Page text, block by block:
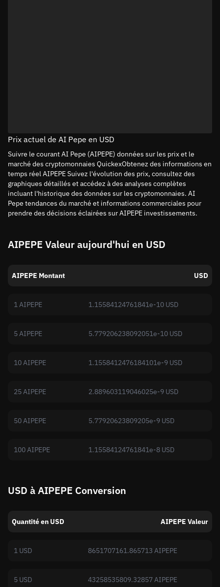
Prix actuel de AI Pepe en USD
Suivre le courant AI Pepe (AIPEPE) données sur les prix et le
marché des cryptomonnaies QuickexObtenez des informations en
temps réel AIPEPE Suivez l'évolution des prix, consultez des
graphiques détaillés et accédez à des analyses complètes
incluant l'historique des données sur les cryptomonnaies. AI
Pepe tendances du marché et informations commerciales pour
prendre des décisions éclairées sur AIPEPE investissements.
AIPEPE Valeur aujourd'hui en USD
AIPEPE Montant USD
1 AIPEPE 1.15584124761841e-10 USD
5 AIPEPE 5.779206238092051e-10 USD
10 AIPEPE 1.1558412476184101e-9 USD
25 AIPEPE 2.889603119046025e-9 USD
50 AIPEPE 5.77920623809205e-9 USD
100 AIPEPE 1.15584124761841e-8 USD
USD à AIPEPE Conversion
Quantité en USD AIPEPE Valeur
1 USD 8651707161.865713 AIPEPE
5 USD 43258535809.32857 AIPEPE